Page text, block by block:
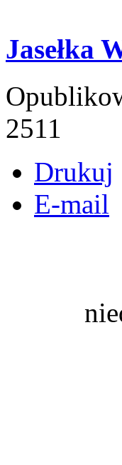
Jasełka
2511
Drukuj
E-mail